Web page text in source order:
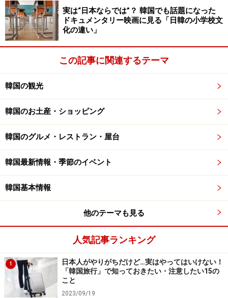
ハン・ガン氏が関連資料を閲読したという全南大学5.18研究
所
5.18民主化運動史跡地の第1号に指定されている
校正門はまさにこの抗争の始まりの場所だった。1980年
5月18日正門前で、戒厳軍と学生が衝突したことで、光
た遺体や拷問の跡などが発見されている。
た5.18研究所 があるほか、抗争で重要な役割を果たした
全南大出身の烈士たちの銅像もあり、大学全体がこの事
件を記憶する重要な場所と言える。 芝生の上でくつろぐ
学生の姿や、緑あふれる美しい現在のキャンパスからは
想像し難いが、45年前に多くの学生がこの場所で民主主
『少年が来る』日韓読者の代表がそれぞれの読書体験をもと
に、5.18民主化運動について語った
夕刻には無等山の特設会場で、「日韓読者の夕べ」が開
催された。日韓読者の代表が登壇し、45年前の事件に対
実は“日本ならでは”？ 韓国でも話題になった
ドキュメンタリー映画に見る「日韓の小学校文
化の違い」
この記事に関連するテーマ
韓国の観光
韓国のお土産・ショッピング
韓国のグルメ・レストラン・屋台
韓国最新情報・季節のイベント
韓国基本情報
他のテーマも見る
人気記事ランキング
1
日本人がやりがちだけど…実はやってはいけない！
「韓国旅行」で知っておきたい・注意したい15の
こと
2023/09/19